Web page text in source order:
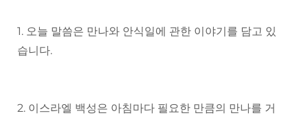
1. 오늘 말씀은 만나와 안식일에 관한 이야기를 담고 있
습니다.
2. 이스라엘 백성은 아침마다 필요한 만큼의 만나를 거